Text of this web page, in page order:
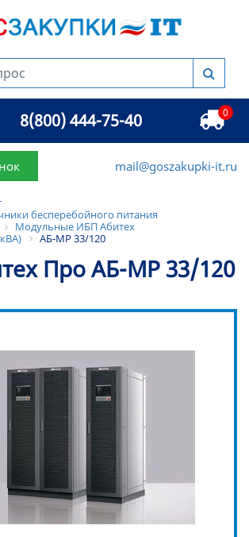
8(800) 444-75-40 0
mail@goszakupki-it.ru
бесперебойного питания
Модульные ИБП Абитех
АБ-МР 33/120
Про АБ-МР 33/120